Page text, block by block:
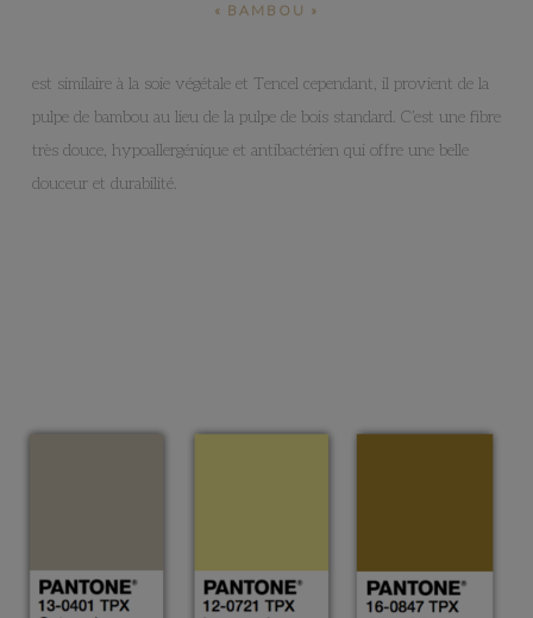
« BAMBOU »
est similaire à la soie végétale et Tencel cependant, il provient de la
pulpe de bambou au lieu de la pulpe de bois standard. C’est une fibre
très douce, hypoallergénique et antibactérien qui offre une belle
douceur et durabilité.